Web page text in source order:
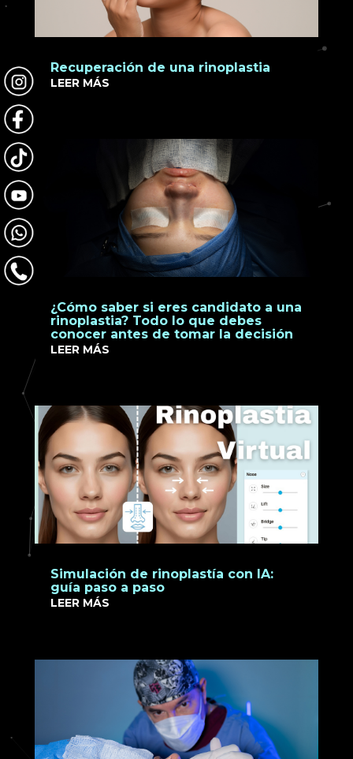
Recuperación de una rinoplastia
LEER MÁS
¿Cómo saber si eres candidato a una
rinoplastia? Todo lo que debes
conocer antes de tomar la decisión
LEER MÁS
Simulación de rinoplastía con IA:
guía paso a paso
LEER MÁS